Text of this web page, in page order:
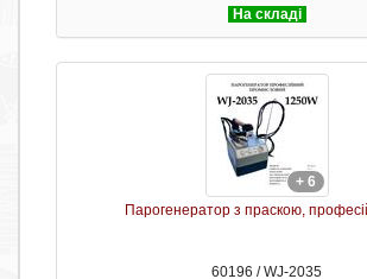
На складі
+ 6
Парогенератор з праскою,
60196 / WJ-2035